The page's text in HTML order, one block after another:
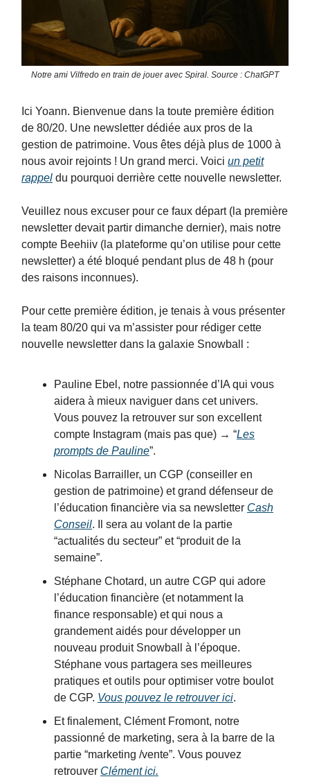
Notre ami Vilfredo en train de jouer avec Spiral. Source : ChatGPT
Ici Yoann. Bienvenue dans la toute première édition
de 80/20. Une newsletter dédiée aux pros de la
gestion de patrimoine. Vous êtes déjà plus de 1000 à
nous avoir rejoints ! Un grand merci. Voici un petit
rappel du pourquoi derrière cette nouvelle newsletter.
Veuillez nous excuser pour ce faux départ (la première
newsletter devait partir dimanche dernier), mais notre
compte Beehiiv (la plateforme qu’on utilise pour cette
newsletter) a été bloqué pendant plus de 48 h (pour
des raisons inconnues).
Pour cette première édition, je tenais à vous présenter
la team 80/20 qui va m’assister pour rédiger cette
nouvelle newsletter dans la galaxie Snowball :
Pauline Ebel, notre passionnée d’IA qui vous
aidera à mieux naviguer dans cet univers.
Vous pouvez la retrouver sur son excellent
compte Instagram (mais pas que) → “Les
prompts de Pauline”.
Nicolas Barrailler, un CGP (conseiller en
gestion de patrimoine) et grand défenseur de
l’éducation financière via sa newsletter Cash
Conseil. Il sera au volant de la partie
“actualités du secteur” et “produit de la
semaine”.
Stéphane Chotard, un autre CGP qui adore
l’éducation financière (et notamment la
finance responsable) et qui nous a
grandement aidés pour développer un
nouveau produit Snowball à l’époque.
Stéphane vous partagera ses meilleures
pratiques et outils pour optimiser votre boulot
de CGP. Vous pouvez le retrouver ici.
Et finalement, Clément Fromont, notre
passionné de marketing, sera à la barre de la
partie “marketing /vente”. Vous pouvez
retrouver Clément ici.